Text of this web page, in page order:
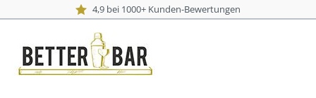
4,9 bei 1000+ Kunden-Bewertungen